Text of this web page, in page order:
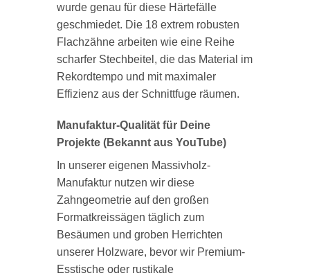
wurde genau für diese Härtefälle
geschmiedet. Die 18 extrem robusten
Flachzähne arbeiten wie eine Reihe
scharfer Stechbeitel, die das Material im
Rekordtempo und mit maximaler
Effizienz aus der Schnittfuge räumen.
Manufaktur-Qualität für Deine
Projekte (Bekannt aus YouTube)
In unserer eigenen Massivholz-
Manufaktur nutzen wir diese
Zahngeometrie auf den großen
Formatkreissägen täglich zum
Besäumen und groben Herrichten
unserer Holzware, bevor wir Premium-
Esstische oder rustikale